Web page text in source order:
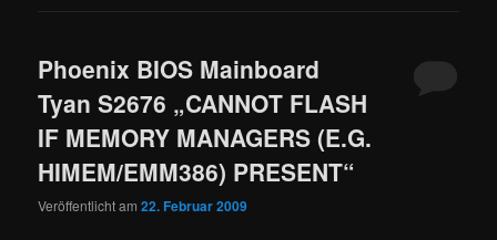
Phoenix BIOS Mainboard
Tyan S2676 „CANNOT FLASH
IF MEMORY MANAGERS (E.G.
HIMEM/EMM386) PRESENT“
Veröffentlicht am22. Februar 2009